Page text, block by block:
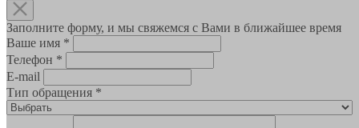
Заполните форму, и мы свяжемся с Вами в ближайшее время
Ваше имя *
Телефон *
E-mail
Тип обращения *